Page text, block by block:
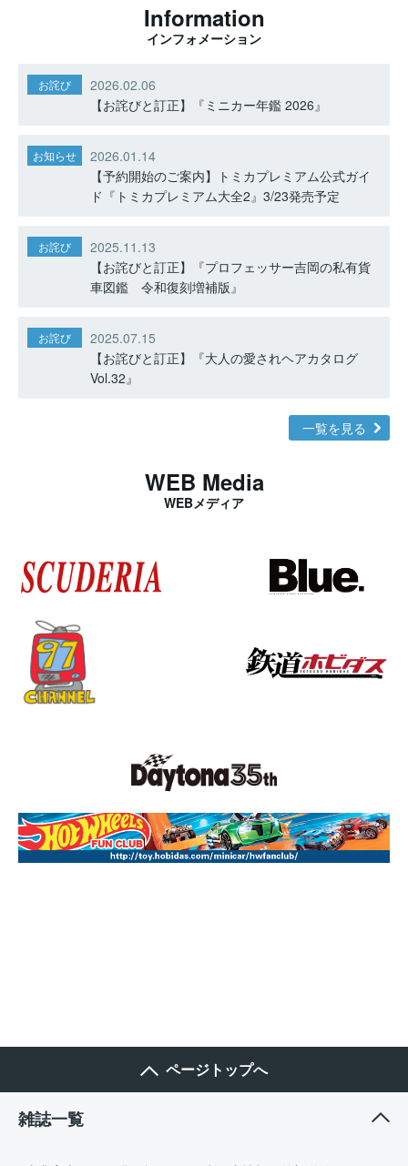
Information
インフォメーション
お詫び
2026.02.06
【お詫びと訂正】『ミニカー年鑑 2026』
お知らせ
2026.01.14
【予約開始のご案内】トミカプレミアム公式ガイ
ド『トミカプレミアム大全2』3/23発売予定
お詫び
2025.11.13
【お詫びと訂正】『プロフェッサー吉岡の私有貨
車図鑑 令和復刻増補版』
お詫び
2025.07.15
【お詫びと訂正】『大人の愛されヘアカタログ
Vol.32』
一覧を見る
WEB Media
WEBメディア
ページトップへ
雑誌一覧